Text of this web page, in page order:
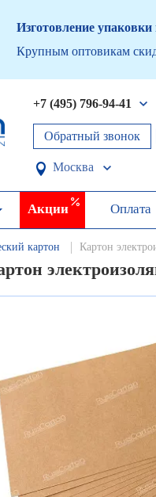
Изготовление
Крупным оптовикам
+7 (495) 796-94-41
Обратный звонок
Москва
Акции Оплата
картон Картон